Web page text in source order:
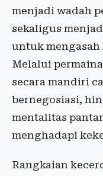
menjadi wadah
sekaligus
untuk mengasah
Melalui
secara mandiri
bernegosiasi,
mentalitas
menghadapi
Rangkaian